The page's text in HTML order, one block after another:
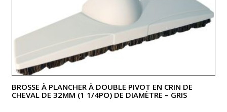
BROSSE À PLANCHER À DOUBLE PIVOT EN CRIN DE
CHEVAL DE 32MM (1 1/4PO) DE DIAMÈTRE – GRIS